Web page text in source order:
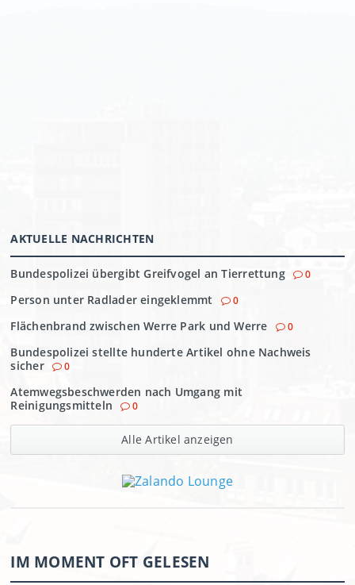
AKTUELLE NACHRICHTEN
Bundespolizei übergibt Greifvogel an Tierrettung 0
Person unter Radlader eingeklemmt 0
Flächenbrand zwischen Werre Park und Werre 0
Bundespolizei stellte hunderte Artikel ohne Nachweis
sicher
0
Atemwegsbeschwerden nach Umgang mit
Reinigungsmitteln
0
Alle Artikel anzeigen
IM MOMENT OFT GELESEN